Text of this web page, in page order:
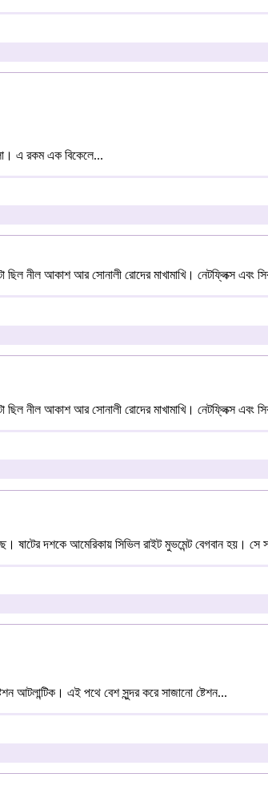
এ রকম এক বিকেলে...
ছিল নীল আকাশ আর সোনালী রোদের মাখামাখি। নেটফ্লিক্স
ছিল নীল আকাশ আর সোনালী রোদের মাখামাখি। নেটফ্লিক্স
ষাটের দশকে আমেরিকায় সিভিল রাইট মুভমেন্ট বেগবান হয়।
আটলান্টিক। এই পথে বেশ সুন্দর করে সাজানো ষ্টেশন...